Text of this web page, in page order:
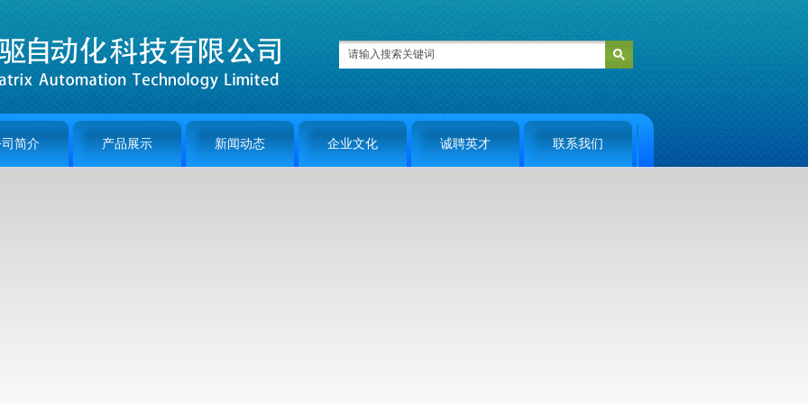
简介 产品展示 新闻动态 企业文化 诚聘英才 联系我们